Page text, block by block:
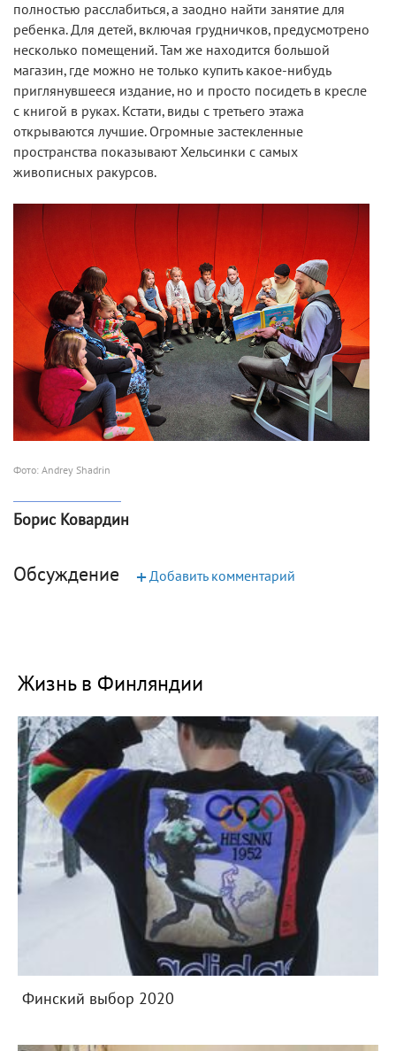
полностью расслабиться, а заодно найти занятие для
ребенка. Для детей, включая грудничков, предусмотрено
несколько помещений. Там же находится большой
магазин, где можно не только купить какое-нибудь
приглянувшееся издание, но и просто посидеть в кресле
с книгой в руках. Кстати, виды с третьего этажа
открываются лучшие. Огромные застекленные
пространства показывают Хельсинки с самых
живописных ракурсов.
Фото: Andrey Shadrin
Борис Ковардин
Обсуждение +Добавить комментарий
Жизнь в Финляндии
Финский выбор 2020